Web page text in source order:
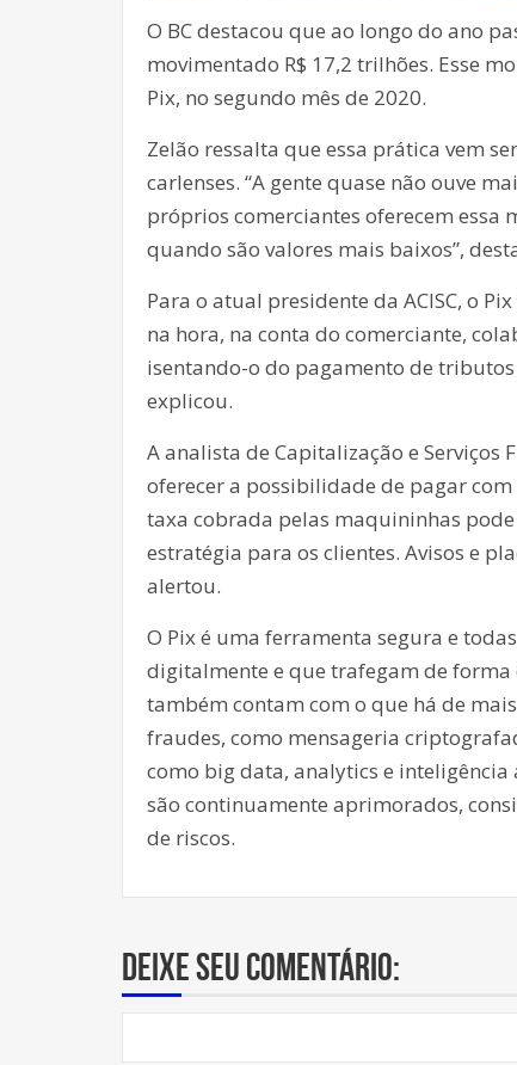
O BC destacou que ao longo do ano
movimentado R$ 17,2 trilhões. Esse
Pix, no segundo mês de 2020.
Zelão ressalta que essa prática vem
carlenses. “A gente quase não ouve
próprios comerciantes oferecem essa
quando são valores mais baixos”,
Para o atual presidente da ACISC, o
na hora, na conta do comerciante,
isentando-o do pagamento de
explicou.
A analista de Capitalização e Serviços
oferecer a possibilidade de pagar
taxa cobrada pelas maquininhas
estratégia para os clientes. Avisos e
alertou.
O Pix é uma ferramenta segura e
digitalmente e que trafegam de
também contam com o que há de
fraudes, como mensageria
como big data, analytics e inteligência
são continuamente aprimorados,
de riscos.
Deixe seu comentário: